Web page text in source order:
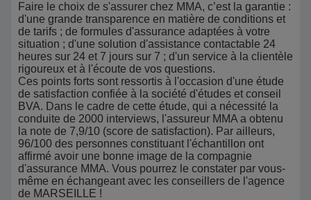
Faire le choix de s'assurer chez MMA, c’est la garantie :
d'une grande transparence en matière de conditions et
de tarifs ; de formules d'assurance adaptées à votre
situation ; d'une solution d'assistance contactable 24
heures sur 24 et 7 jours sur 7 ; d'un service à la clientèle
rigoureux et à l'écoute de vos questions.
Ces points forts sont ressortis à l'occasion d'une étude
de satisfaction confiée à la société d'études et conseil
BVA. Dans le cadre de cette étude, qui a nécessité la
conduite de 2000 interviews, l'assureur MMA a obtenu
la note de 7,9/10 (score de satisfaction). Par ailleurs,
96/100 des personnes constituant l'échantillon ont
affirmé avoir une bonne image de la compagnie
d'assurance MMA. Vous pourrez le constater par vous-
même en échangeant avec les conseillers de l'agence
de MARSEILLE !